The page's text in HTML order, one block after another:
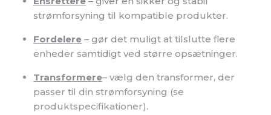
strømforsyning til kompatible produkter.
Fordelere – gør det muligt at tilslutte flere
enheder samtidigt ved større opsætninger.
Transformere– vælg den transformer, der
passer til din strømforsyning (se
produktspecifikationer).